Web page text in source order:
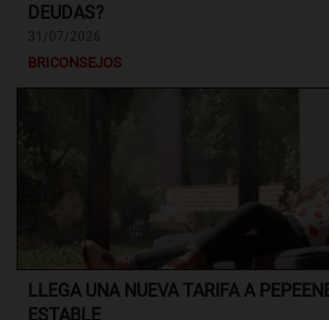
DEUDAS?
BRICONSEJOS
LLEGA UNA NUEVA TARIFA A
ESTABLE